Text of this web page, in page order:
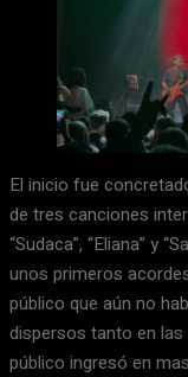
El inicio fue
de tres canciones
“Sudaca”, “Eliana” y
unos primeros
público que aún no
dispersos tanto en
público ingresó en